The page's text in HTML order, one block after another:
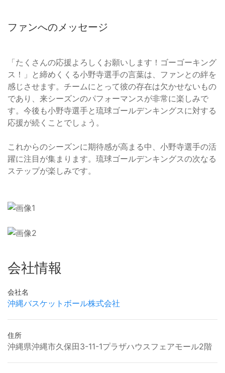
ファンへのメッセージ
「たくさんの応援よろしくお願いします！ゴーゴーキング
ス！」と締めくくる小野寺選手の言葉は、ファンとの絆を
感じさせます。チームにとって彼の存在は欠かせないもの
であり、来シーズンのパフォーマンスが非常に楽しみで
す。今後も小野寺選手と琉球ゴールデンキングスに対する
応援が続くことでしょう。
これからのシーズンに期待感が高まる中、小野寺選手の活
躍に注目が集まります。琉球ゴールデンキングスの次なる
ステップが楽しみです。
会社情報
会社名
沖縄バスケットボール株式会社
住所
沖縄県沖縄市久保田3-11-1プラザハウスフェアモール2階